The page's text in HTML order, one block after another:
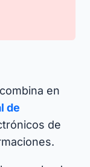
en
de
de